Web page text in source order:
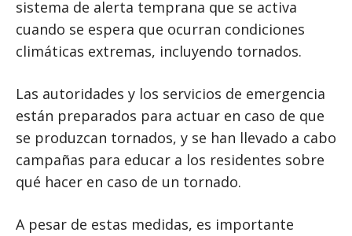
sistema de alerta temprana que se activa
cuando se espera que ocurran condiciones
climáticas extremas, incluyendo tornados.
Las autoridades y los servicios de emergencia
están preparados para actuar en caso de que
se produzcan tornados, y se han llevado a cabo
campañas para educar a los residentes sobre
qué hacer en caso de un tornado.
A pesar de estas medidas, es importante